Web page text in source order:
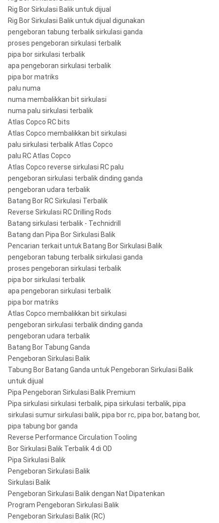
Rig Bor Sirkulasi Balik untuk dijual
Rig Bor Sirkulasi Balik untuk dijual digunakan
pengeboran tabung terbalik sirkulasi ganda
proses pengeboran sirkulasi terbalik
pipa bor sirkulasi terbalik
apa pengeboran sirkulasi terbalik
pipa bor matriks
palu numa
numa membalikkan bit sirkulasi
numa palu sirkulasi terbalik
Atlas Copco RC bits
Atlas Copco membalikkan bit sirkulasi
palu sirkulasi terbalik Atlas Copco
palu RC Atlas Copco
Atlas Copco reverse sirkulasi RC palu
pengeboran sirkulasi terbalik dinding ganda
pengeboran udara terbalik
Batang Bor RC Sirkulasi Terbalik
Reverse Sirkulasi RC Drilling Rods
Batang sirkulasi terbalik - Technidrill
Batang dan Pipa Bor Sirkulasi Balik
Pencarian terkait untuk Batang Bor Sirkulasi Balik
pengeboran tabung terbalik sirkulasi ganda
proses pengeboran sirkulasi terbalik
pipa bor sirkulasi terbalik
apa pengeboran sirkulasi terbalik
pipa bor matriks
Atlas Copco membalikkan bit sirkulasi
pengeboran sirkulasi terbalik dinding ganda
pengeboran udara terbalik
Batang Bor Tabung Ganda
Pengeboran Sirkulasi Balik
Tabung Bor Batang Ganda untuk Pengeboran Sirkulasi Balik
untuk dijual
Pipa Pengeboran Sirkulasi Balik Premium
Pipa sirkulasi sirkulasi terbalik, pipa sirkulasi terbalik, pipa
sirkulasi sumur sirkulasi balik, pipa bor rc, pipa bor, batang bor,
pipa tabung bor ganda
Reverse Performance Circulation Tooling
Bor Sirkulasi Balik Terbalik 4 di OD
Pipa Sirkulasi Balik
Pengeboran Sirkulasi Balik
Sirkulasi Balik
Pengeboran Sirkulasi Balik dengan Nat Dipatenkan
Program Pengeboran Sirkulasi Balik
Pengeboran Sirkulasi Balik (RC)